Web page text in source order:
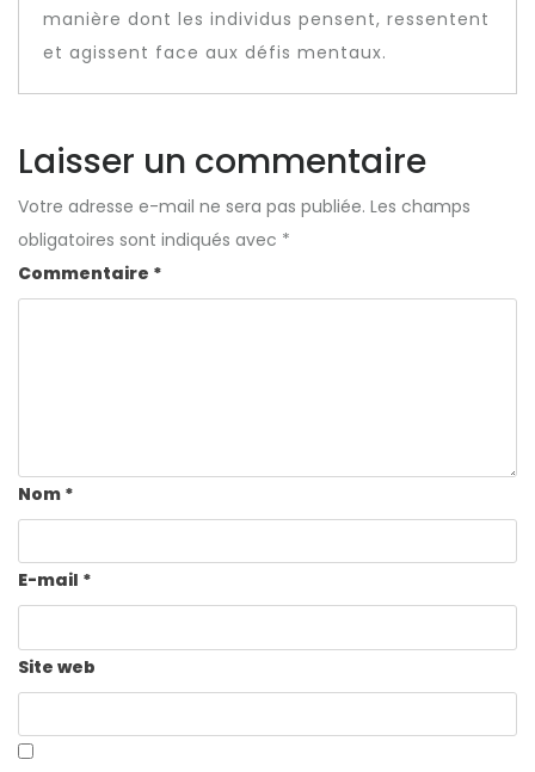
manière dont les individus pensent, ressentent
et agissent face aux défis mentaux.
Laisser un commentaire
Votre adresse e-mail ne sera pas publiée. Les champs
obligatoires sont indiqués avec *
Commentaire *
Nom *
E-mail *
Site web